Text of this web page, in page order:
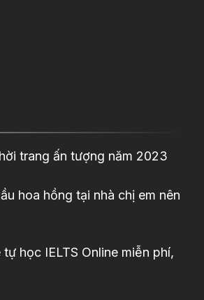
trang ấn tượng năm 2023
hoa hồng tại nhà chị em nên
học IELTS Online miễn phí,